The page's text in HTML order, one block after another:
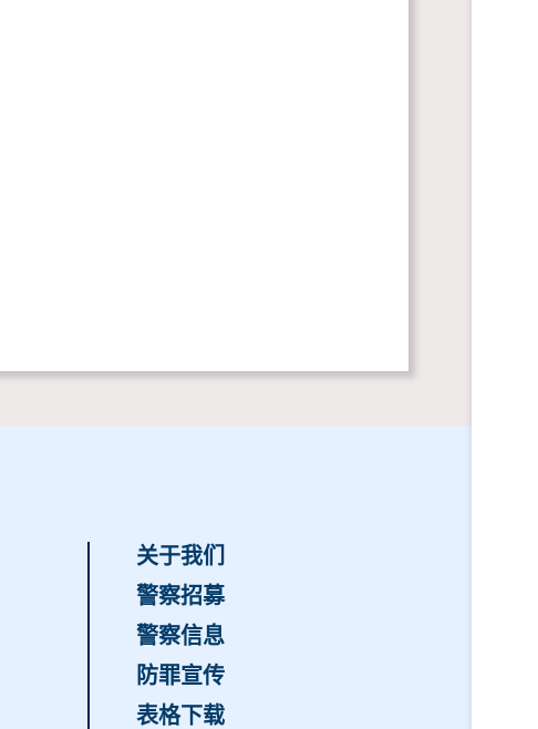
关于我们
警察招募
警察信息
防罪宣传
表格下载